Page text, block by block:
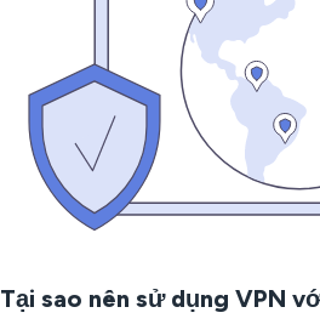
Tại sao nên sử dụng VPN